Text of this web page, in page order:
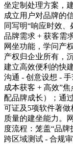
坐定制处理方案，
成立用户对品牌的
同写明“响应时效
品牌需求 + 获客需
网坐功能，学问产
产权归企业所有，
建立高效便利的快
沟通 - 创意设想 -
成本获客 + 高效”
配品牌成长）；通
可证及5项软件著
质量的建坐能力。
度流程：笼盖“品
跨区域测试 - 合规